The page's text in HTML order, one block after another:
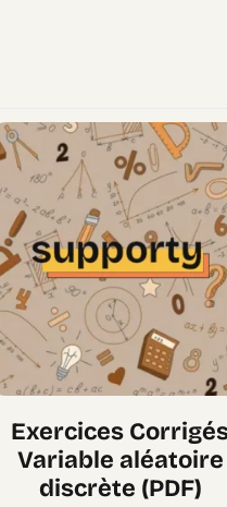
Exercices
Variable aléatoire
discrète (PDF)